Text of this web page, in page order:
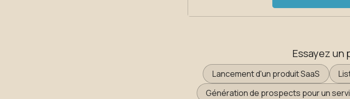
Essayez un
Lancement d'un produit SaaS
Génération de prospects pour un